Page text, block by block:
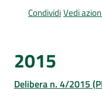
Attività
Argomenti
CondividiVedi
2015
Delibera n. 4/2015 (